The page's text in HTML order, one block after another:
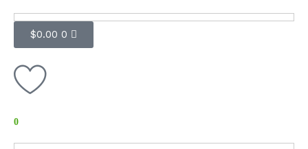
$0.00 0
0